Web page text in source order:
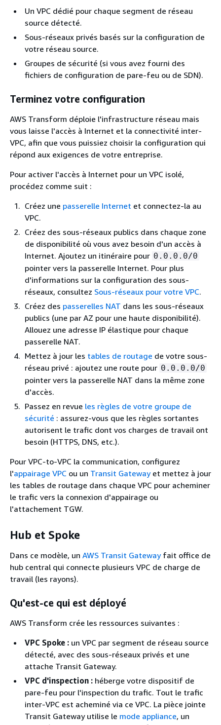
Un VPC dédié pour chaque segment de réseau
source détecté.
Sous-réseaux privés basés sur la configuration de
votre réseau source.
Groupes de sécurité (si vous avez fourni des
fichiers de configuration de pare-feu ou de SDN).
Terminez votre configuration
AWS Transform déploie l'infrastructure réseau mais
vous laisse l'accès à Internet et la connectivité inter-
VPC, afin que vous puissiez choisir la configuration qui
répond aux exigences de votre entreprise.
Pour activer l'accès à Internet pour un VPC isolé,
procédez comme suit :
Créez une passerelle Internet et connectez-la au
VPC.
Créez des sous-réseaux publics dans chaque zone
de disponibilité où vous avez besoin d'un accès à
Internet. Ajoutez un itinéraire pour 0.0.0.0/0
pointer vers la passerelle Internet. Pour plus
d'informations sur la configuration des sous-
réseaux, consultez Sous-réseaux pour votre VPC.
Créez des passerelles NAT dans les sous-réseaux
publics (une par AZ pour une haute disponibilité).
Allouez une adresse IP élastique pour chaque
passerelle NAT.
Mettez à jour les tables de routage de votre sous-
réseau privé : ajoutez une route pour 0.0.0.0/0
pointer vers la passerelle NAT dans la même zone
d'accès.
Passez en revue les règles de votre groupe de
sécurité : assurez-vous que les règles sortantes
autorisent le trafic dont vos charges de travail ont
besoin (HTTPS, DNS, etc.).
Pour VPC-to-VPC la communication, configurez
l'appairage VPC ou un Transit Gatewayet mettez à jour
les tables de routage dans chaque VPC pour acheminer
le trafic vers la connexion d'appairage ou
l'attachement TGW.
Hub et Spoke
Dans ce modèle, un AWS Transit Gatewayfait office de
hub central qui connecte plusieurs VPC de charge de
travail (les rayons).
Qu'est-ce qui est déployé
AWS Transform crée les ressources suivantes :
VPC Spoke : un VPC par segment de réseau source
détecté, avec des sous-réseaux privés et une
attache Transit Gateway.
VPC d'inspection : héberge votre dispositif de
pare-feu pour l'inspection du trafic. Tout le trafic
inter-VPC est acheminé via ce VPC. La pièce jointe
Transit Gateway utilise le mode appliance, un